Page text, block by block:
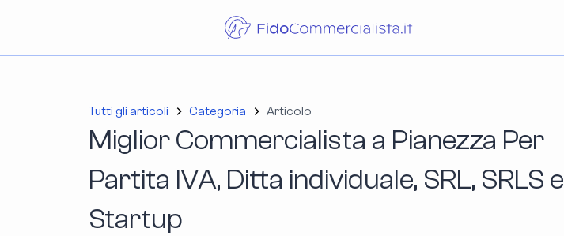
Tutti gli articoli Categoria Articolo
Miglior Commercialista a Pianezza Per
Partita IVA, Ditta individuale, SRL, SRLS e
Startup